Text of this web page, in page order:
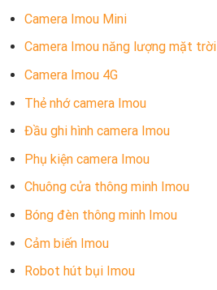
Camera Imou Mini
Camera Imou năng lượng mặt trời
Camera Imou 4G
Thẻ nhớ camera Imou
Đầu ghi hình camera Imou
Phụ kiện camera Imou
Chuông cửa thông minh Imou
Bóng đèn thông minh Imou
Cảm biến Imou
Robot hút bụi Imou